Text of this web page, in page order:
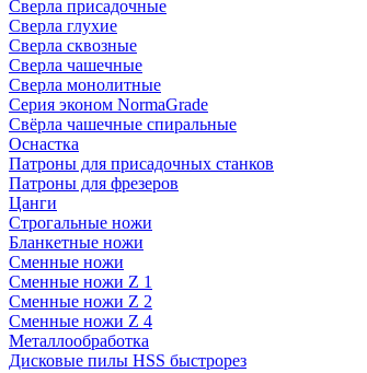
Сверла присадочные
Сверла глухие
Сверла сквозные
Сверла чашечные
Сверла монолитные
Серия эконом NormaGrade
Свёрла чашечные спиральные
Оснастка
Патроны для присадочных станков
Патроны для фрезеров
Цанги
Строгальные ножи
Бланкетные ножи
Сменные ножи
Сменные ножи Z 1
Сменные ножи Z 2
Сменные ножи Z 4
Металлообработка
Дисковые пилы HSS быстрорез